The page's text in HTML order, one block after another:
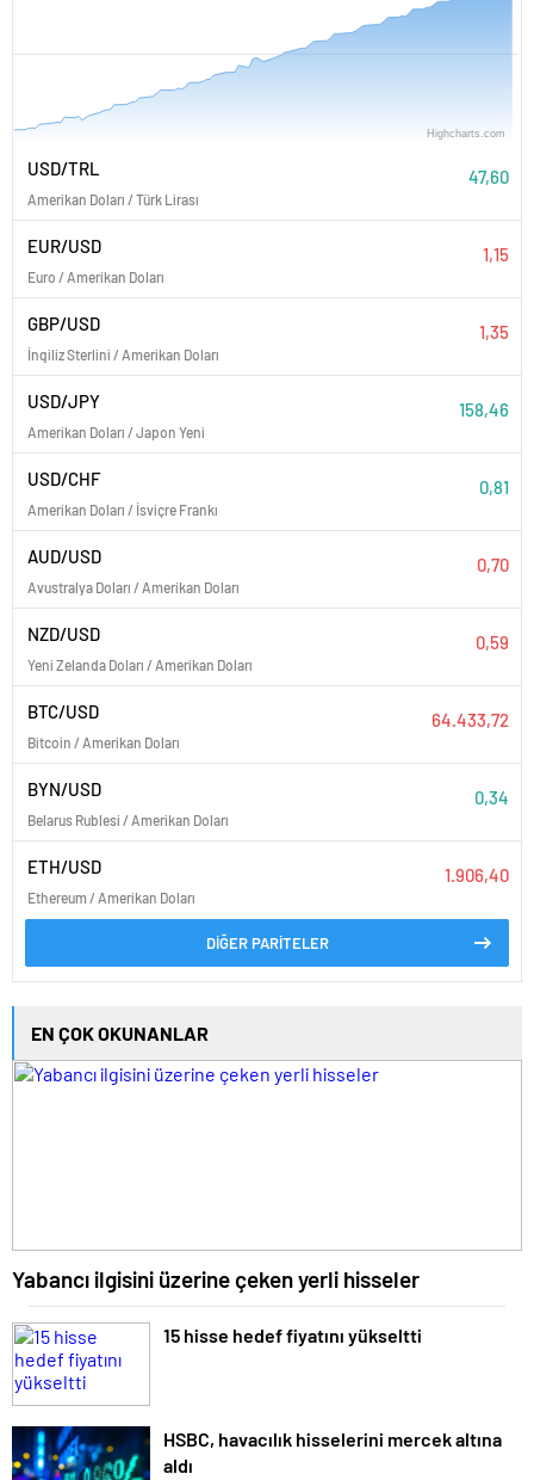
Nisan '26
Highcharts.com
USD/TRL
Amerikan Doları / Türk Lirası
47,60
EUR/USD
Euro / Amerikan Doları
1,15
GBP/USD
İngiliz Sterlini / Amerikan Doları
1,35
USD/JPY
Amerikan Doları / Japon Yeni
158,46
USD/CHF
Amerikan Doları / İsviçre Frankı
0,81
AUD/USD
Avustralya Doları / Amerikan Doları
0,70
NZD/USD
Yeni Zelanda Doları / Amerikan Doları
0,59
BTC/USD
Bitcoin / Amerikan Doları
64.433,72
BYN/USD
Belarus Rublesi / Amerikan Doları
0,34
ETH/USD
Ethereum / Amerikan Doları
1.906,40
DİĞER PARİTELER
EN ÇOK OKUNANLAR
Yabancı ilgisini üzerine çeken yerli hisseler
15 hisse hedef fiyatını yükseltti
HSBC, havacılık hisselerini mercek altına
aldı